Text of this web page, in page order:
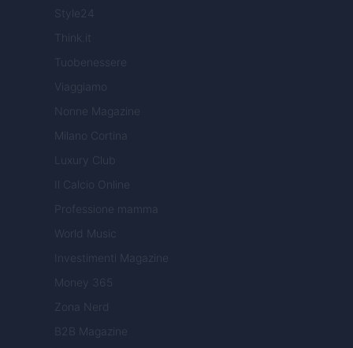
Style24
Think.it
Tuobenessere
Viaggiamo
Nonne Magazine
Milano Cortina
Luxury Club
Il Calcio Online
Professione mamma
World Music
Investimenti Magazine
Money 365
Zona Nerd
B2B Magazine